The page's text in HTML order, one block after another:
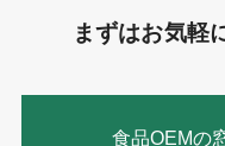
まずはお気軽
食品OEMの